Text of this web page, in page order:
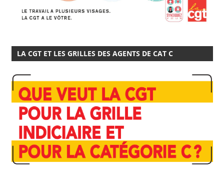
LA CGT ET LES GRILLES DES AGENTS DE CAT C